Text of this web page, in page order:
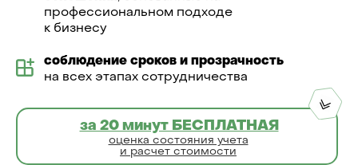
за 20 минут БЕСПЛАТНАЯ
оценка состояния учета
и расчет стоимости
профессиональном подходе
к бизнесу
соблюдение сроков и прозрачность
на всех этапах сотрудничества